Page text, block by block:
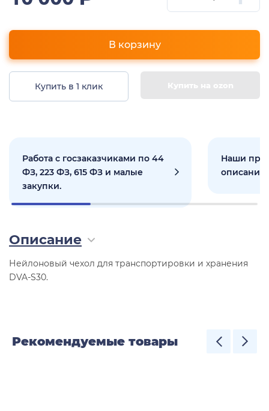
В корзину
Купить в 1 клик Купить на ozon
Работа с госзаказчиками по 44
ФЗ, 223 ФЗ, 615 ФЗ и малые
закупки.
Наши
Описание
Нейлоновый чехол для транспортировки и хранения
DVA-S30.
Рекомендуемые товары